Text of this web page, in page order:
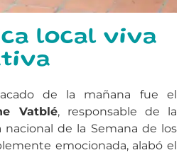
local viva
de la mañana fue el
Vatblé, responsable de la
nacional de la Semana de los
emocionada, alabó el